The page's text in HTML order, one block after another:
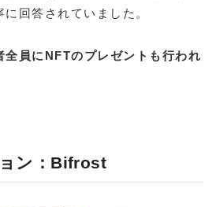
回答されていました。
全員にNFTのプレゼントも行われ
ン：Bifrost